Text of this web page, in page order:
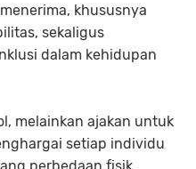
khususnya
sekaligus
dalam kehidupan
melainkan ajakan untuk
setiap individu
perbedaan fisik